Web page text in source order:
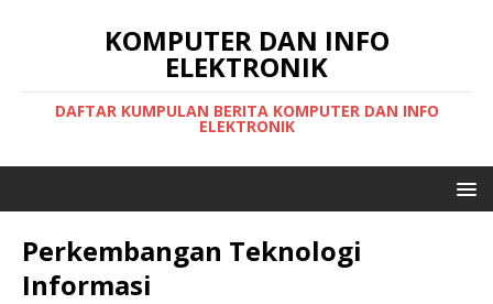
KOMPUTER DAN INFO
ELEKTRONIK
DAFTAR KUMPULAN BERITA KOMPUTER DAN INFO
ELEKTRONIK
Perkembangan Teknologi
Informasi